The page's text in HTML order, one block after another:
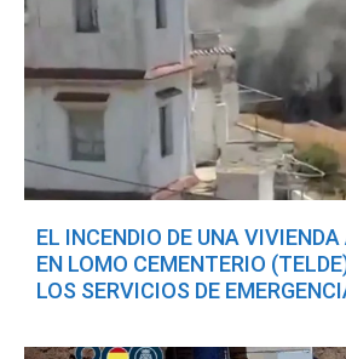
EL INCENDIO DE UNA
EN LOMO CEMENTERIO
LOS SERVICIOS DE